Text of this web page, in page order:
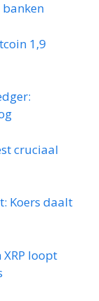
1,9
cruciaal
Koers daalt
loopt